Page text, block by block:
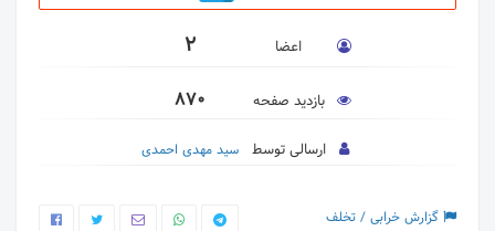
اعضا 2
بازدید صفحه 870
ارسالی توسط سید مهدی احمدی
گزارش خرابی / تخلف